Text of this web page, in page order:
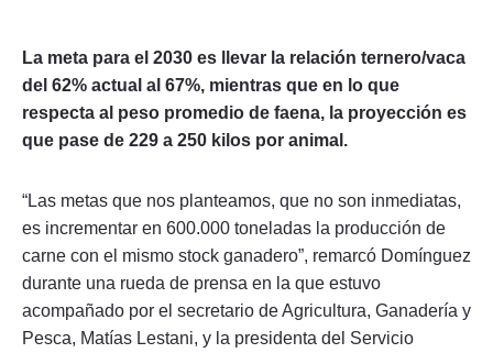
La meta para el 2030 es llevar la relación ternero/vaca
del 62% actual al 67%, mientras que en lo que
respecta al peso promedio de faena, la proyección es
que pase de 229 a 250 kilos por animal.
“Las metas que nos planteamos, que no son inmediatas,
es incrementar en 600.000 toneladas la producción de
carne con el mismo stock ganadero”, remarcó Domínguez
durante una rueda de prensa en la que estuvo
acompañado por el secretario de Agricultura, Ganadería y
Pesca, Matías Lestani, y la presidenta del Servicio